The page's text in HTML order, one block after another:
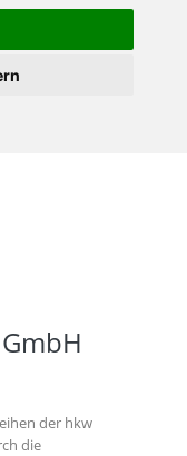
der hkw
die